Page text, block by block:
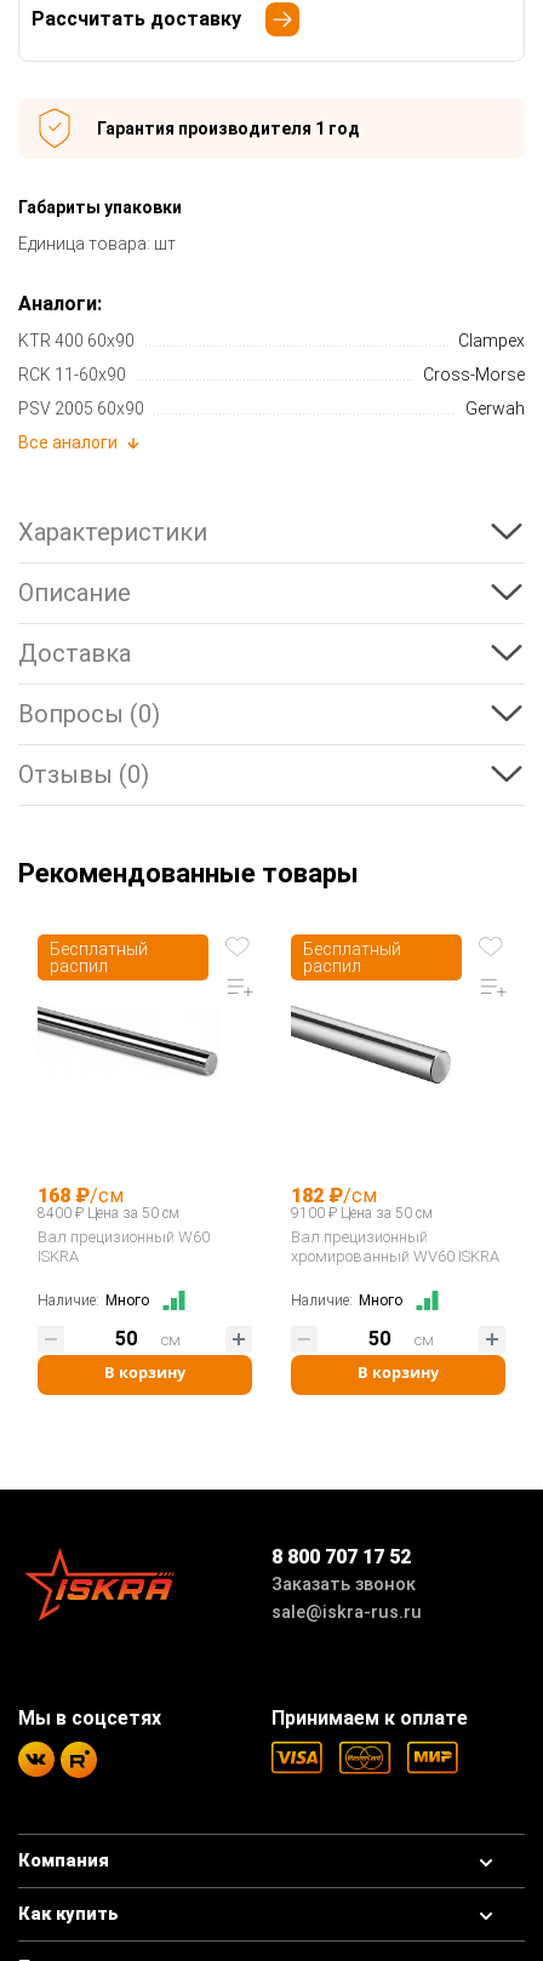
Рассчитать доставку
Гарантия производителя 1 год
Габариты упаковки
Единица товара: шт
Аналоги:
KTR 400 60x90
Clampex
RCK 11-60x90
Cross-Morse
PSV 2005 60x90
Gerwah
Все аналоги
Характеристики
Описание
Доставка
Вопросы (0)
Отзывы (0)
Рекомендованные товары
Бесплатный
распил
168 ₽/см
8400 ₽ Цена за 50 см
Вал прецизионный W60
ISKRA
Наличие: Много
В корзину
см
Бесплатный
распил
182 ₽/см
9100 ₽ Цена за 50 см
Вал прецизионный
хромированный WV60 ISKRA
Наличие: Много
В корзину
см
8 800 707 17 52
Заказать звонок
sale@iskra-rus.ru
Компания
Как купить
Принимаем к оплате
Мы в соцсетях